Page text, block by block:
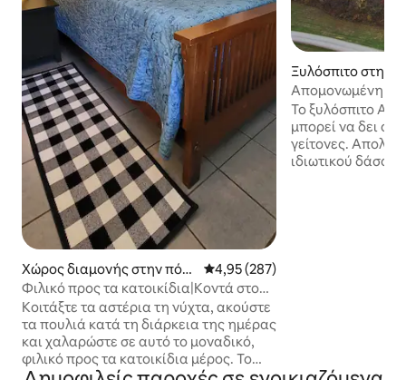
Χώρος διαμονής στην πόλ
η Athens
Μέση βαθμολογία: 4,95 στα 5,
4,95 (287)
Φιλικό προς τα κατοικίδια|Κοντά στο
Πανεπιστήμιο του Οχάιο|Πλύσιμο
κατοικίδιων|OHWindy9
Κοιτάξτε τα αστέρια τη νύχτα, ακούστε
τα πουλιά κατά τη διάρκεια της ημέρας
και χαλαρώστε σε αυτό το μοναδικό,
φιλικό προς τα κατοικίδια μέρος. Το
Tired Beagle είναι μια επιχείρηση
Ξυλόσπιτο στην
ns
Απομονωμένη
τζακούζι/
Το ξυλόσπιτο
μπορεί να δει
γείτονες.
ιδιωτικού
3 μίλια από την